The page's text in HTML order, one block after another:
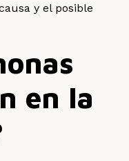
y el posible
en la